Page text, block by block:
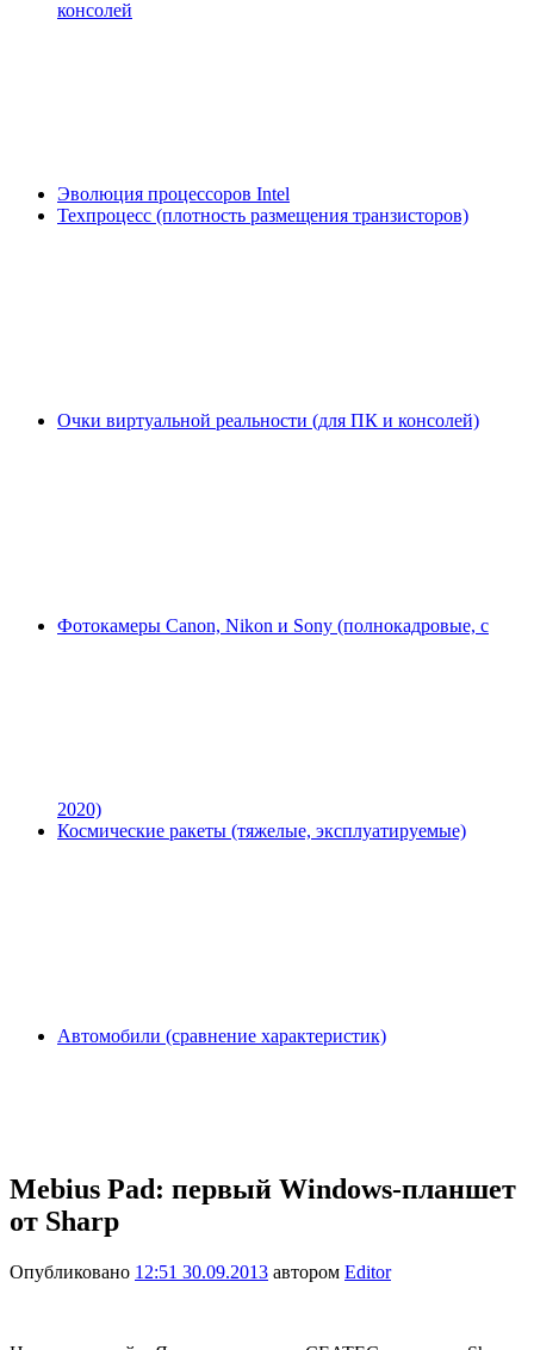
консолей
Эволюция процессоров Intel
Техпроцесс (плотность размещения транзисторов)
Очки виртуальной реальности (для ПК и консолей)
Фотокамеры Canon, Nikon и Sony (полнокадровые, с
2020)
Космические ракеты (тяжелые, эксплуатируемые)
Автомобили (сравнение характеристик)
Mebius Pad: первый Windows-планшет
от Sharp
Опубликовано 12:51 30.09.2013 автором Editor